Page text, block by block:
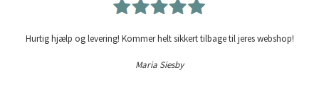
Hurtig hjælp og levering! Kommer helt sikkert tilbage til jeres webshop!
Maria Siesby